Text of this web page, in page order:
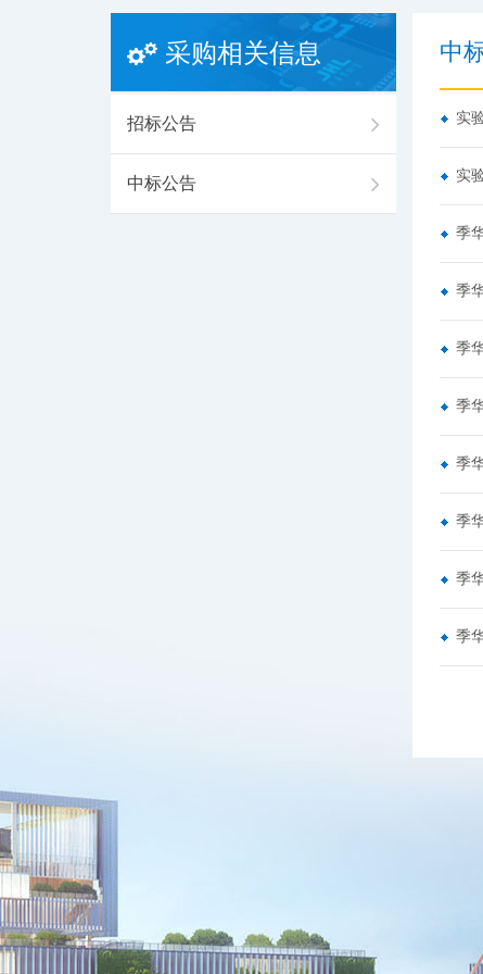
采购相关信息
招标公告
中标公告
中
实
实
季
季
季
季
季
季
季
季